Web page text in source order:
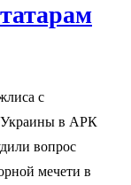
с
Украины в АРК
вопрос
мечети в